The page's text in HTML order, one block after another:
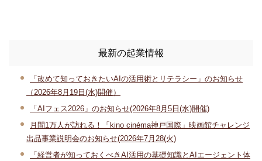
最新の起業情報
「改めて知っておきたいAIの活用術とリテラシー」のお知らせ
（2026年8月19日(水)開催）
「AIフェス2026」のお知らせ(2026年8月5日(水)開催)
月間1万人が訪れる！「kino cinéma神戸国際」映画館チャレンジ
出品事業説明会のお知らせ(2026年7月28(火)
「経営者が知っておくべきAI活用の基礎知識とAIエージェント体